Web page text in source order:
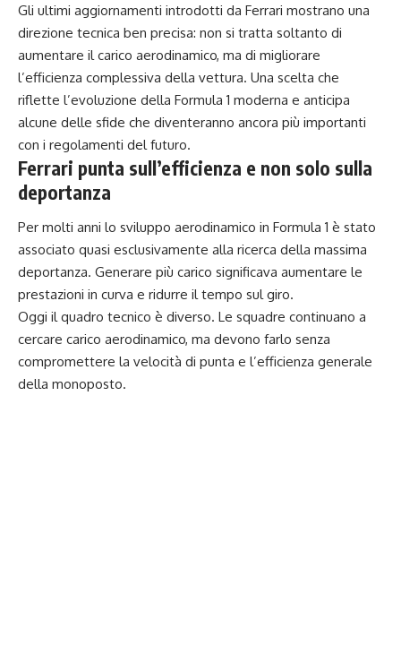
Gli ultimi aggiornamenti introdotti da Ferrari mostrano una
direzione tecnica ben precisa: non si tratta soltanto di
aumentare il carico aerodinamico, ma di migliorare
l’efficienza complessiva della vettura. Una scelta che
riflette l’evoluzione della Formula 1 moderna e anticipa
alcune delle sfide che diventeranno ancora più importanti
con i regolamenti del futuro.
Ferrari punta sull’efficienza e non solo sulla
deportanza
Per molti anni lo sviluppo aerodinamico in Formula 1 è stato
associato quasi esclusivamente alla ricerca della massima
deportanza. Generare più carico significava aumentare le
prestazioni in curva e ridurre il tempo sul giro.
Oggi il quadro tecnico è diverso. Le squadre continuano a
cercare carico aerodinamico, ma devono farlo senza
compromettere la velocità di punta e l’efficienza generale
della monoposto.